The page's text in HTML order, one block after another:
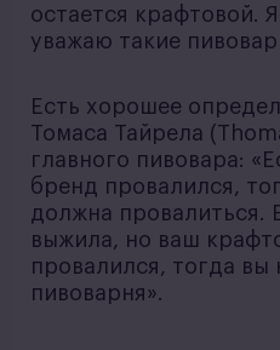
остается крафтовой.
уважаю такие
Есть хорошее
Томаса Тайрела
главного пивовара:
бренд провалился,
должна провалиться.
выжила, но ваш
провалился, тогда вы
пивоварня».